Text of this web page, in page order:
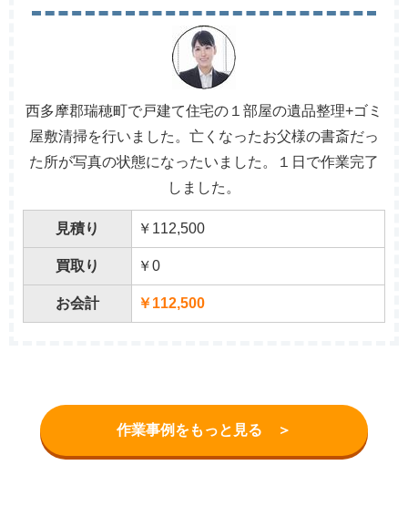
西多摩郡瑞穂町で戸建て住宅の１部屋の遺品整理+ゴミ
屋敷清掃を行いました。亡くなったお父様の書斎だっ
た所が写真の状態になったいました。１日で作業完了
しました。
見積り ￥112,500
買取り ￥0
お会計 ￥112,500
作業事例をもっと見る ＞